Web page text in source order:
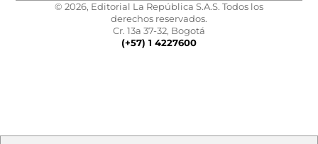
© 2026, Editorial La República S.A.S. Todos los
derechos reservados.
Cr. 13a 37-32, Bogotá
(+57) 1 4227600